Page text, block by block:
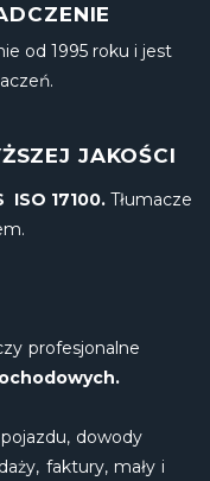
od 1995 roku i jest
JAKOŚCI
ISO 17100. Tłumacze
profesjonalne
dowody
faktury, mały i